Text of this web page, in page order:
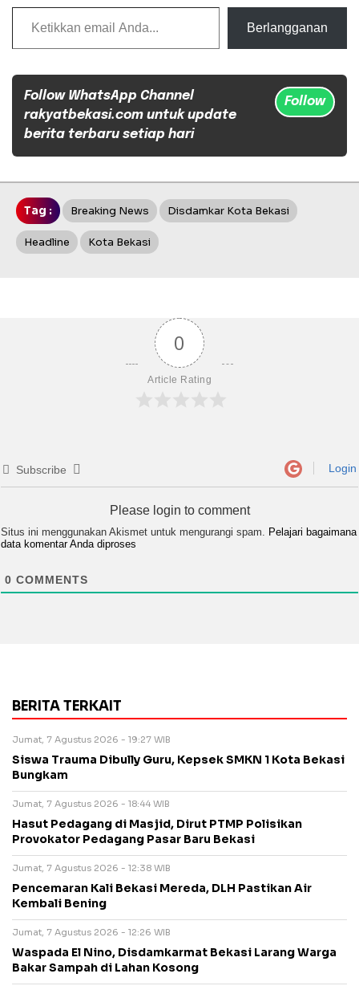
Ketikkan email Anda...
Berlangganan
Follow WhatsApp Channel
rakyatbekasi.com untuk update
berita terbaru setiap hari
Follow
Tag : Breaking News Disdamkar Kota Bekasi
Headline Kota Bekasi
0
Article Rating
Subscribe Login
Please login to comment
Situs ini menggunakan Akismet untuk mengurangi spam.
Pelajari bagaimana
data komentar Anda diproses
0 COMMENTS
BERITA TERKAIT
Jumat, 7 Agustus 2026 - 19:27 WIB
Siswa Trauma Dibully Guru, Kepsek SMKN 1 Kota Bekasi
Bungkam
Jumat, 7 Agustus 2026 - 18:44 WIB
Hasut Pedagang di Masjid, Dirut PTMP Polisikan
Provokator Pedagang Pasar Baru Bekasi
Jumat, 7 Agustus 2026 - 12:38 WIB
Pencemaran Kali Bekasi Mereda, DLH Pastikan Air
Kembali Bening
Jumat, 7 Agustus 2026 - 12:26 WIB
Waspada El Nino, Disdamkarmat Bekasi Larang Warga
Bakar Sampah di Lahan Kosong